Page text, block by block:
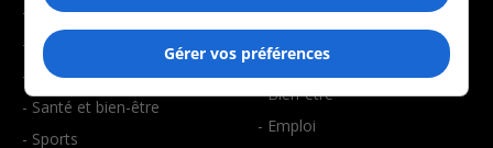
- Éducation
- Environnement
- Faits divers
- Santé et bien-être
- Sports
- Affaires
- Art de vivre
- Bien-être
- Emploi
Gérer vos préférences